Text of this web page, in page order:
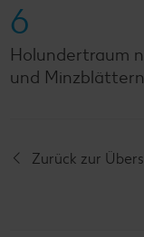
6
Holundertraum
und
Zurück zur